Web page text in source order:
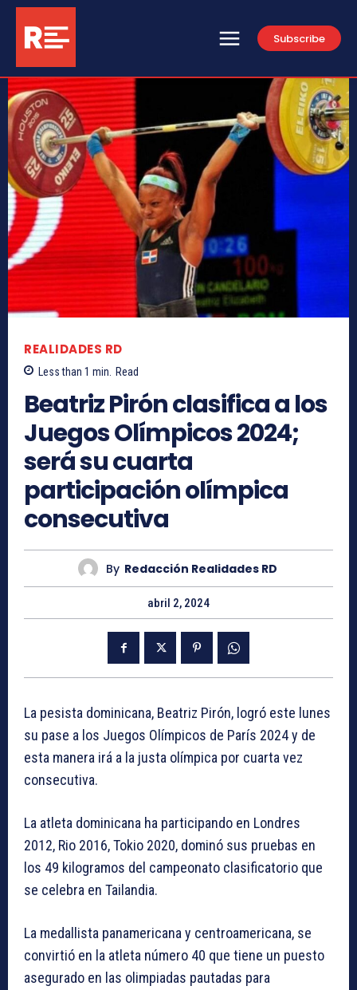
Subscribe
REALIDADES RD
Less than 1 min. Read
Beatriz Pirón clasifica a los
Juegos Olímpicos 2024;
será su cuarta
participación olímpica
consecutiva
By Redacción Realidades RD
abril 2, 2024
La pesista dominicana, Beatriz Pirón, logró este lunes
su pase a los Juegos Olímpicos de París 2024 y de
esta manera irá a la justa olímpica por cuarta vez
consecutiva.
La atleta dominicana ha participando en Londres
2012, Rio 2016, Tokio 2020, dominó sus pruebas en
los 49 kilogramos del campeonato clasificatorio que
se celebra en Tailandia.
La medallista panamericana y centroamericana, se
convirtió en la atleta número 40 que tiene un puesto
asegurado en las olimpiadas pautadas para